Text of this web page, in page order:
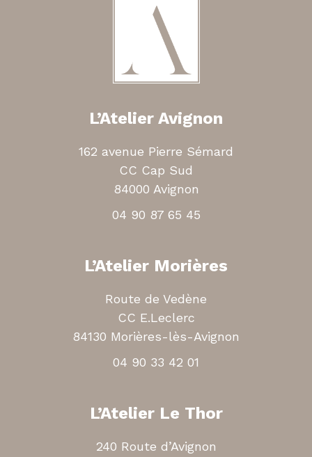
L’Atelier Avignon
162 avenue Pierre Sémard
CC Cap Sud
84000 Avignon
04 90 87 65 45
L’Atelier Morières
Route de Vedène
CC E.Leclerc
84130 Morières-lès-Avignon
04 90 33 42 01
L’Atelier Le Thor
240 Route d’Avignon